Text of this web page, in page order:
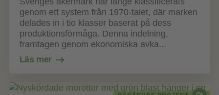
genom ett system från 1970‑talet, där marken
delades in i tio klasser baserat på dess
produktionsförmåga. Denna indelning,
framtagen genom ekonomiska avka...
Läs mer